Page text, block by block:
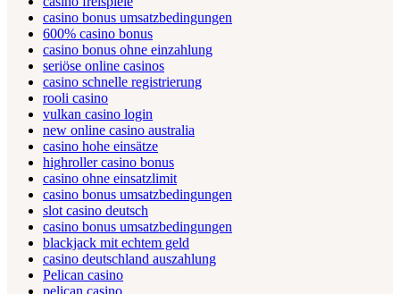
casino bonus umsatzbedingungen
600% casino bonus
casino bonus ohne einzahlung
seriöse online casinos
casino schnelle registrierung
rooli casino
vulkan casino login
new online casino australia
casino hohe einsätze
highroller casino bonus
casino ohne einsatzlimit
casino bonus umsatzbedingungen
slot casino deutsch
casino bonus umsatzbedingungen
blackjack mit echtem geld
casino deutschland auszahlung
Pelican casino